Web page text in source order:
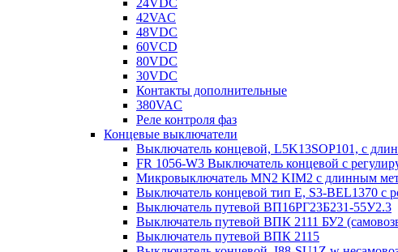
24VDC
42VAC
48VDC
60VCD
80VDC
30VDC
Контакты дополнительные
380VAC
Реле контроля фаз
Концевые выключатели
Выключатель концевой, L5K13SOP101, с
FR 1056-W3 Выключатель концевой с
Микровыключатель MN2 KIM2 с длинным
Выключатель концевой тип Е, S3-BEL1370 с
Выключатель путевой ВП16РГ23Б231-55У2.3
Выключатель путевой ВПК 2111 БУ2
Выключатель путевой ВПК 2115